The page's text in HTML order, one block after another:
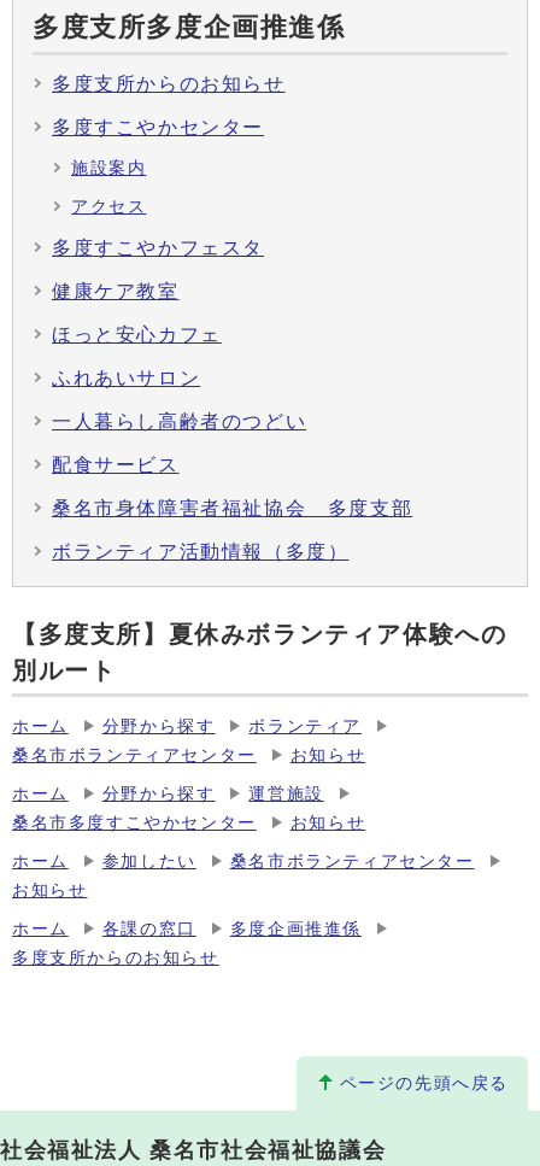
多度支所多度企画推進係
多度支所からのお知らせ
多度すこやかセンター
施設案内
アクセス
多度すこやかフェスタ
健康ケア教室
ほっと安心カフェ
ふれあいサロン
一人暮らし高齢者のつどい
配食サービス
桑名市身体障害者福祉協会 多度支部
ボランティア活動情報（多度）
【多度支所】夏休みボランティア体験への
別ルート
ホーム 分野から探す
ボランティア
桑名市ボランティアセンター
お知らせ
ホーム 分野から探す
運営施設
桑名市多度すこやかセンター
お知らせ
ホーム 参加したい
桑名市ボランティアセンター
お知らせ
ホーム 各課の窓口
多度企画推進係
多度支所からのお知らせ
ページの先頭へ戻る
社会福祉法人 桑名市社会福祉協議会